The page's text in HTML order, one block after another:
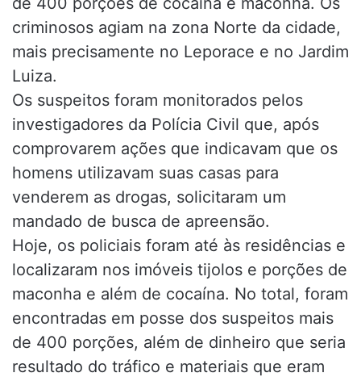
criminosos agiam na zona Norte da cidade,
mais precisamente no Leporace e no Jardim
Luiza.
Os suspeitos foram monitorados pelos
investigadores da Polícia Civil que, após
comprovarem ações que indicavam que os
homens utilizavam suas casas para
venderem as drogas, solicitaram um
mandado de busca de apreensão.
Hoje, os policiais foram até às residências e
localizaram nos imóveis tijolos e porções de
maconha e além de cocaína. No total, foram
encontradas em posse dos suspeitos mais
de 400 porções, além de dinheiro que seria
resultado do tráfico e materiais que eram